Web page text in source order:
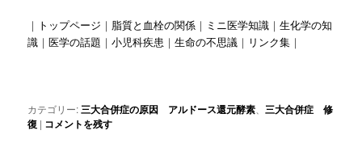
｜ トップページ ｜ 脂質と血栓の関係 ｜ ミニ医学知識 ｜生化学の知
識 ｜医学の話題 ｜小児科疾患 ｜生命の不思議 ｜ リンク集 ｜
カテゴリー:三大合併症の原因 アルドース還元酵素
三大合併症 修
復 | コメントを残す